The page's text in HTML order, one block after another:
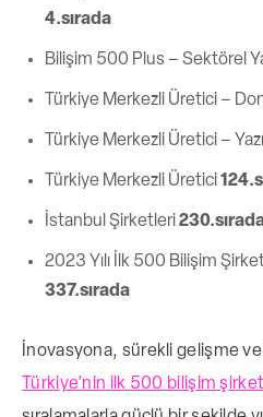
4.sırada
Bilişim 500 Plus – Sektörel
Türkiye Merkezli Üretici –
Türkiye Merkezli Üretici –
Türkiye Merkezli Üretici
İstanbul Şirketleri
2023 Yılı İlk 500 Bilişim
337.sırada
İnovasyona, sürekli gelişme
Türkiye’nin ilk 500 bilişim